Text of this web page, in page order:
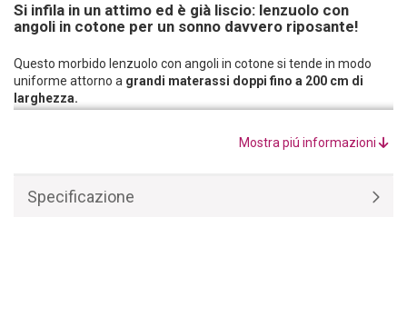
Si infila in un attimo ed è già liscio: lenzuolo con
angoli in cotone per un sonno davvero riposante!
Questo morbido lenzuolo con angoli in cotone si tende in modo
uniforme attorno a grandi materassi doppi fino a 200 cm di
larghezza.
garantisce un clima di riposo piacevole in ogni stagione.
Mostra piú informazioni
Specificazione